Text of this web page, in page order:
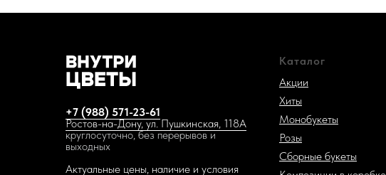
+7 (988) 571-23-61
Ростов-на-Дону, ул. Пушкинская, 118А
круглосуточно, без перерывов и
выходных
Актуальные цены, наличие и условия
Каталог
Акции
Хиты
Монобукеты
Розы
Сборные букеты